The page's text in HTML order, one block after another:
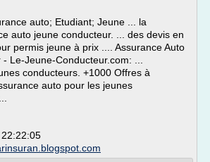
auto; Etudiant; Jeune ... la
auto jeune conducteur. ... des devis en
permis jeune à prix .... Assurance Auto
Le-Jeune-Conducteur.com: ...
conducteurs. +1000 Offres à
auto pour les jeunes